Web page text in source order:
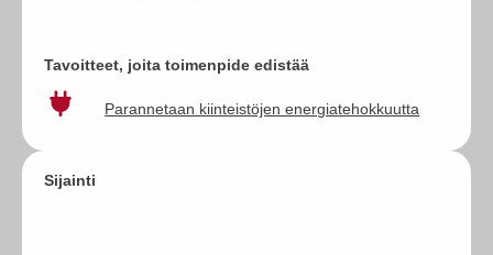
Tavoitteet, joita toimenpide edistää
Parannetaan kiinteistöjen energiatehokkuutta
Sijainti